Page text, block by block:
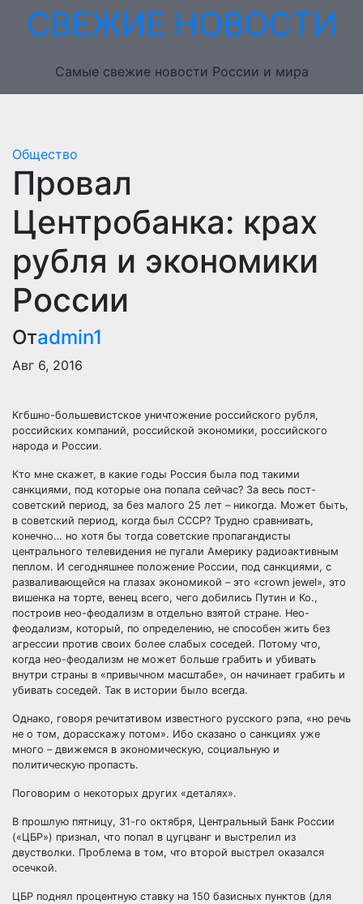
ПерейтиСВЕЖИЕ НОВОСТИ
Самые свежие новости России и мира
Общество
Провал
Центробанка: крах
рубля и экономики
России
Отadmin1
Авг 6, 2016
Кгбшно-большевистское уничтожение российского рубля,
российских компаний, российской экономики, российского
народа и России.
Кто мне скажет, в какие годы Россия была под такими
санкциями, под которые она попала сейчас? За весь пост-
советский период, за без малого 25 лет – никогда. Может быть,
в советский период, когда был СССР? Трудно сравнивать,
конечно… но хотя бы тогда советские пропагандисты
центрального телевидения не пугали Америку радиоактивным
пеплом. И сегодняшнее положение России, под санкциями, с
разваливающейся на глазах экономикой – это «crown jewel», это
вишенка на торте, венец всего, чего добились Путин и Ко.,
построив нео-феодализм в отдельно взятой стране. Нео-
феодализм, который, по определению, не способен жить без
агрессии против своих более слабых соседей. Потому что,
когда нео-феодализм не может больше грабить и убивать
внутри страны в «привычном масштабе», он начинает грабить и
убивать соседей. Так в истории было всегда.
Однако, говоря речитативом известного русского рэпа, «но речь
не о том, дорасскажу потом». Ибо сказано о санкциях уже
много – движемся в экономическую, социальную и
политическую пропасть.
Поговорим о некоторых других «деталях».
В прошлую пятницу, 31-го октября, Центральный Банк России
(«ЦБР») признал, что попал в цугцванг и выстрелил из
двустволки. Проблема в том, что второй выстрел оказался
осечкой.
ЦБР поднял процентную ставку на 150 базисных пунктов (для